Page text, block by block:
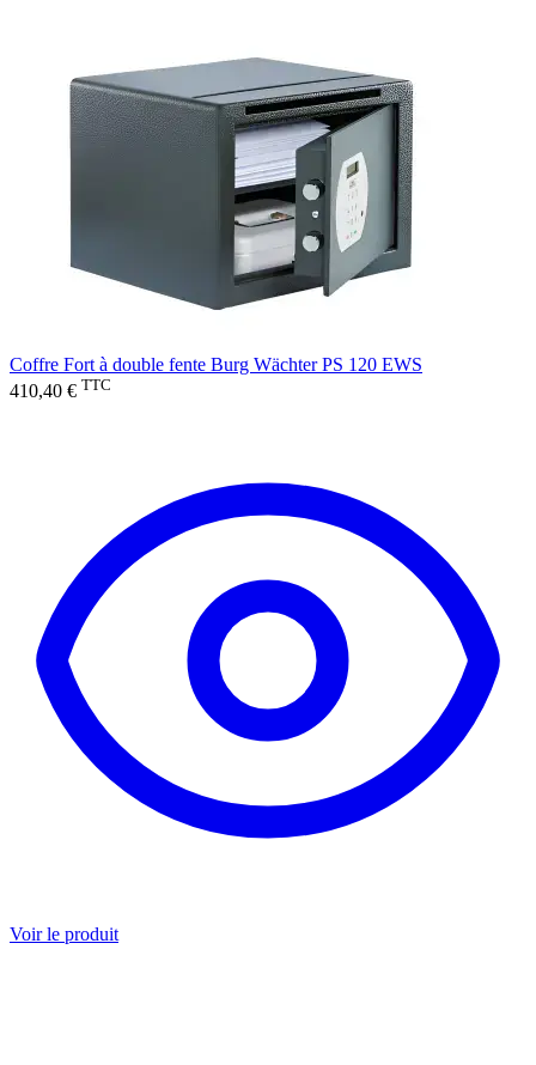
Coffre Fort à double fente Burg Wächter PS 120 EWS
410,40 € TTC
Voir le produit